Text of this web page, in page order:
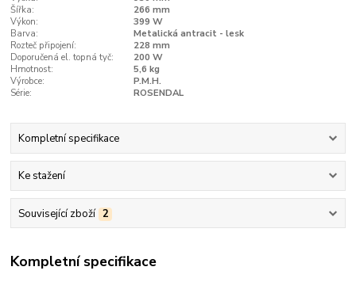
Šířka:
266 mm
Výkon:
399 W
Barva:
Metalická antracit - lesk
Rozteč připojení:
228 mm
Doporučená el. topná tyč:
200 W
Hmotnost:
5,6 kg
Výrobce:
P.M.H.
Série:
ROSENDAL
Kompletní specifikace
Ke stažení
Související zboží 2
Kompletní specifikace